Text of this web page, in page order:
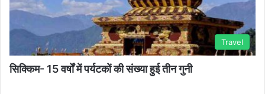
Travel
सिक्किम- 15 वर्षों में पर्यटकों की संख्या हुई तीन गुनी